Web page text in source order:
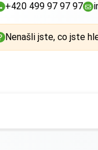
+420 499 97 97 97
Nenašli jste, co jste